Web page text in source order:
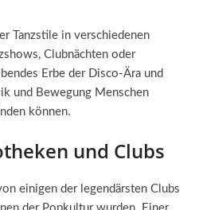
Tanzstile in verschiedenen
Clubnächten oder
Erbe der Disco-Ära und
und Bewegung Menschen
können.
und Clubs
einigen der legendärsten Clubs